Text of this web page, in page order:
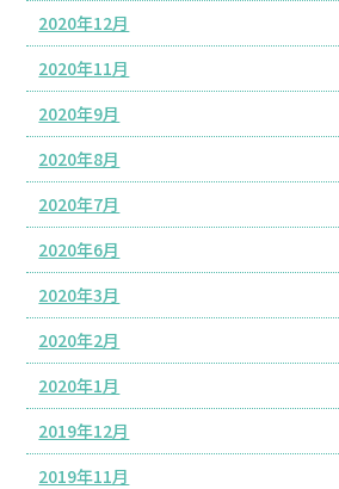
2020年12月
2020年11月
2020年9月
2020年8月
2020年7月
2020年6月
2020年3月
2020年2月
2020年1月
2019年12月
2019年11月